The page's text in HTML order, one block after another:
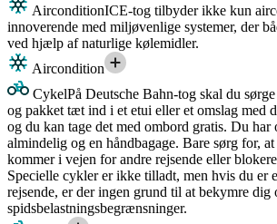
AirconditionICE-tog tilbyder ikke kun
innoverende med miljøvenlige systemer, der
ved hjælp af naturlige kølemidler.
Aircondition
CykelPå Deutsche Bahn-tog skal du
og pakket tæt ind i et etui eller et omslag med
og du kan tage det med ombord gratis. Du har
almindelig og en håndbagage. Bare sørg for,
kommer i vejen for andre rejsende eller
Specielle cykler er ikke tilladt, men hvis du er
rejsende, er der ingen grund til at bekymre dig
spidsbelastningsbegrænsninger.